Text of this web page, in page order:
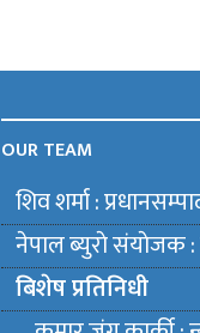
OUR TEAM
शिव शर्मा :
नेपाल ब्युराे संयाेजक :
बिशेष प्रतिनिधी